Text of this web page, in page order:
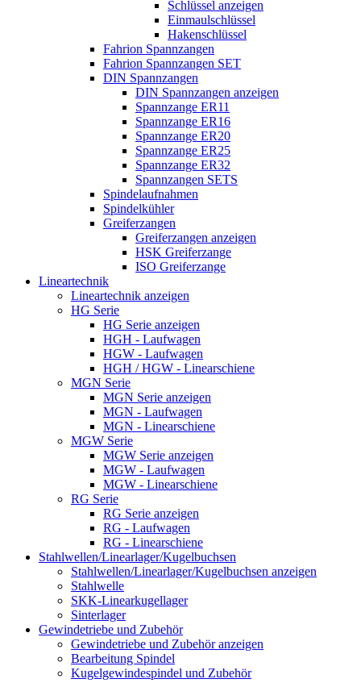
Schlüssel anzeigen
Einmaulschlüssel
Hakenschlüssel
Fahrion Spannzangen
Fahrion Spannzangen SET
DIN Spannzangen
DIN Spannzangen anzeigen
Spannzange ER11
Spannzange ER16
Spannzange ER20
Spannzange ER25
Spannzange ER32
Spannzangen SETS
Spindelaufnahmen
Spindelkühler
Greiferzangen
Greiferzangen anzeigen
HSK Greiferzange
ISO Greiferzange
Lineartechnik
Lineartechnik anzeigen
HG Serie
HG Serie anzeigen
HGH - Laufwagen
HGW - Laufwagen
HGH / HGW - Linearschiene
MGN Serie
MGN Serie anzeigen
MGN - Laufwagen
MGN - Linearschiene
MGW Serie
MGW Serie anzeigen
MGW - Laufwagen
MGW - Linearschiene
RG Serie
RG Serie anzeigen
RG - Laufwagen
RG - Linearschiene
Stahlwellen/Linearlager/Kugelbuchsen
Stahlwellen/Linearlager/Kugelbuchsen anzeigen
Stahlwelle
SKK-Linearkugellager
Sinterlager
Gewindetriebe und Zubehör
Gewindetriebe und Zubehör anzeigen
Bearbeitung Spindel
Kugelgewindespindel und Zubehör